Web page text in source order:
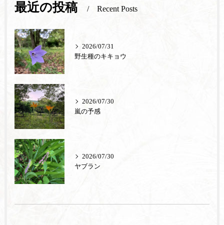
最近の投稿 Recent Posts
2026/07/31
野生種のキキョウ
2026/07/30
嵐の予感
2026/07/30
ヤブラン